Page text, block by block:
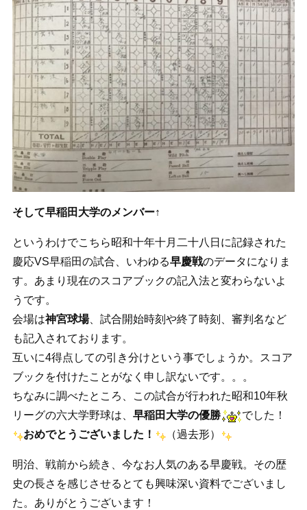
そして早稲田大学のメンバー↑
というわけでこちら昭和十年十月二十八日に記録された
慶応VS早稲田の試合、いわゆる早慶戦のデータになりま
す。あまり現在のスコアブックの記入法と変わらないよ
うです。
会場は神宮球場、試合開始時刻や終了時刻、審判名など
も記入されております。
互いに4得点しての引き分けという事でしょうか。スコア
ブックを付けたことがなく申し訳ないです。。。
ちなみに調べたところ、この試合が行われた昭和10年秋
リーグの六大学野球は、 早稲田大学の優勝
でした！
おめでとうございました！
（過去形）
明治、戦前から続き、今なお人気のある早慶戦。その歴
史の長さを感じさせるとても興味深い資料でございまし
た。ありがとうございます！